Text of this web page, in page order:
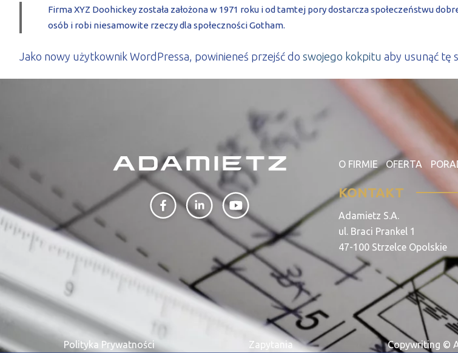
Poza pracą
Dokumenty do pobrania
ESG
Obiekty użyteczności publicznej
Obiekty komercyjne, handlowe, biurowe
Biuro Projektów
Kontakt
PL
EN
Firma XYZ Doohickey została założona w 1971 roku i od tamtej pory dostarcza społeczeństwu
osób i robi niesamowite rzeczy dla społeczności Gotham.
Jako nowy użytkownik WordPressa, powinieneś przejść do swojego kokpitu aby usunąć tę
O FIRMIE OFERTA
KONTAKT
Adamietz S.A.
ul. Braci Prankel 1
47-100 Strzelce Opolskie
Polityka Prywatności Zapytania Copywriting ©